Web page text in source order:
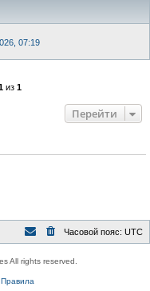
07:19
из 1
Перейти
Часовой пояс: UTC
All rights reserved.
Правила